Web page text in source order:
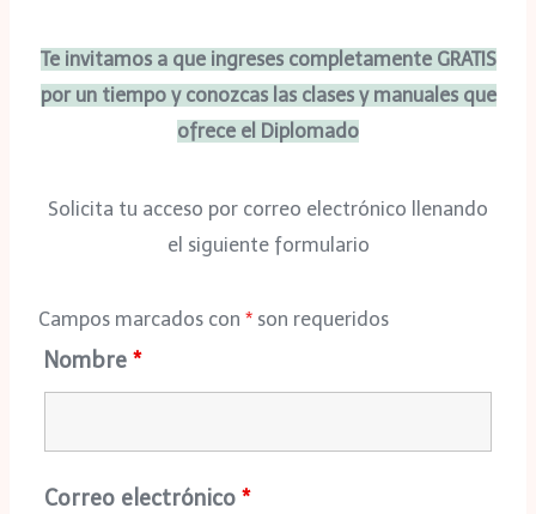
Te invitamos a que ingreses completamente GRATIS
por un tiempo y conozcas las clases y manuales que
ofrece el Diplomado
Solicita tu acceso por correo electrónico llenando
el siguiente formulario
Campos marcados con * son requeridos
Nombre *
Correo electrónico *